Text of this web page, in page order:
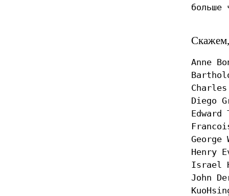
больше
Anne
Diego
Edward
George
Henry
Israel
John